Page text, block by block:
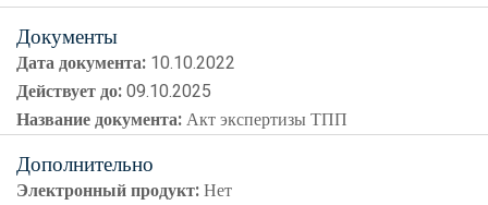
Документы
Дата документа: 10.10.2022
Действует до:09.10.2025
Название документа:Акт экспертизы ТПП
Дополнительно
Электронный продукт:Нет